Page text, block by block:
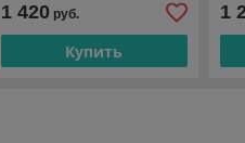
1 420руб.
Купить
1